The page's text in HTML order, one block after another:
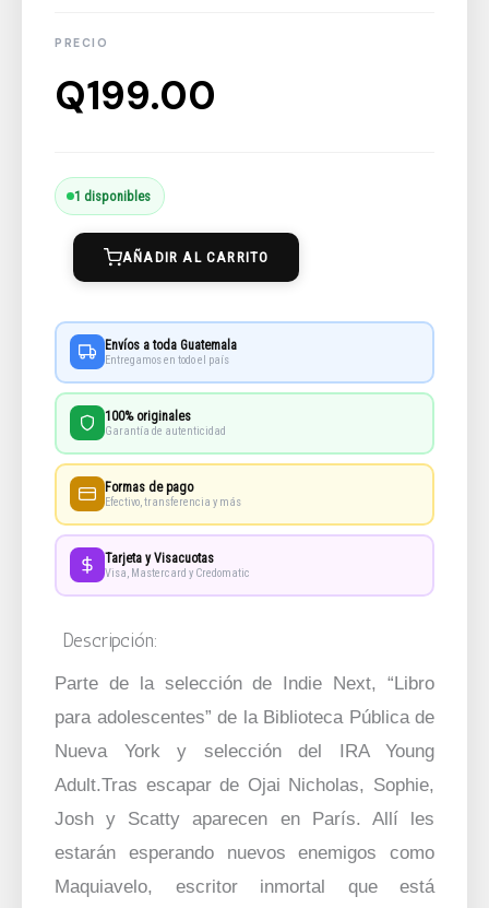
Q199.00
1 disponibles
Inmortal
El
Mago
cantidad
AÑADIR AL CARRITO
Envíos a toda Guatemala
Entregamos en todo el país
100% originales
Garantía de autenticidad
Formas de pago
Efectivo, transferencia y más
Tarjeta y Visacuotas
Visa, Mastercard y Credomatic
Descripción:
Parte de la selección de Indie Next, “Libro
para adolescentes” de la Biblioteca Pública de
Nueva York y selección del IRA Young
Adult.Tras escapar de Ojai Nicholas, Sophie,
Josh y Scatty aparecen en París. Allí les
estarán esperando nuevos enemigos como
Maquiavelo, escritor inmortal que está